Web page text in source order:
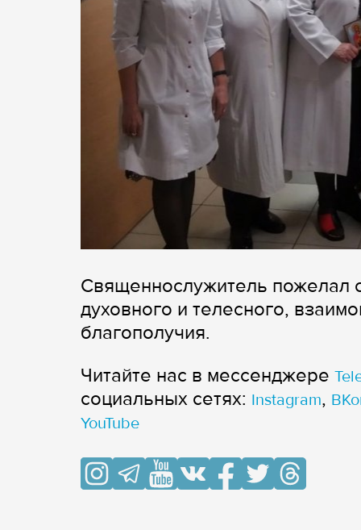
Священнослужитель пожелал
духовного и телесного,
благополучия.
Читайте нас в мессенджере
cоциальных сетях: Instagram,
YouTube